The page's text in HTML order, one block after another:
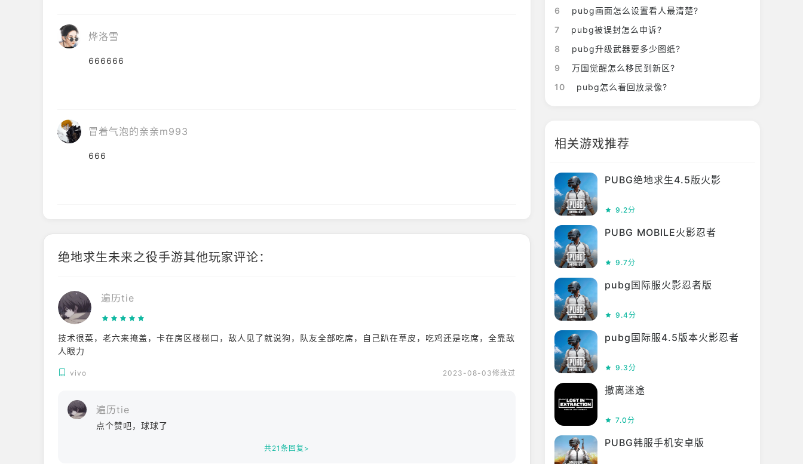
烨洛雪
666666
冒着气泡的亲亲m993
666
绝地求生未来之役手游其他玩家评论：
遍历tie
技术很菜，老六来掩盖，卡在房区楼梯口，敌人见了就说狗，队友全部吃席，自己趴在草皮，吃鸡还是吃席，全靠敌
人眼力
vivo 2023-08-03修改过
遍历tie
点个赞吧，球球了
共21条回复>
6
pubg画面怎么设置看人最清楚?
7
pubg被误封怎么申诉?
8
pubg升级武器要多少图纸?
9
万国觉醒怎么移民到新区?
10
pubg怎么看回放录像?
相关游戏推荐
PUBG绝地求生4.5版火影
9.2分
PUBG MOBILE火影忍者
9.7分
pubg国际服火影忍者版
9.4分
pubg国际服4.5版本火影忍者
9.3分
撤离迷途
7.0分
PUBG韩服手机安卓版